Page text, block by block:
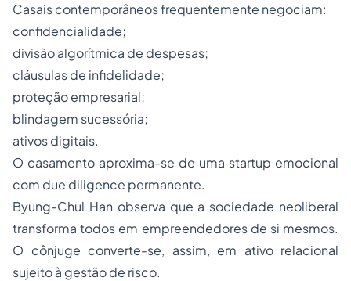
Casais contemporâneos frequentemente negociam:
confidencialidade;
divisão algorítmica de despesas;
cláusulas de infidelidade;
proteção empresarial;
blindagem sucessória;
ativos digitais.
O casamento aproxima-se de uma startup emocional
com due diligence permanente.
Byung-Chul Han observa que a sociedade neoliberal
transforma todos em empreendedores de si mesmos.
O cônjuge converte-se, assim, em ativo relacional
sujeito à gestão de risco.